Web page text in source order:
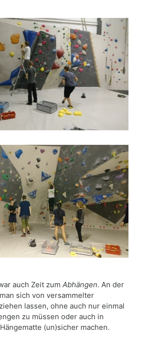
auch Zeit zum Abhängen. An der
sich von versammelter
lassen, ohne auch nur einmal
zu müssen oder auch in
(un)sicher machen.